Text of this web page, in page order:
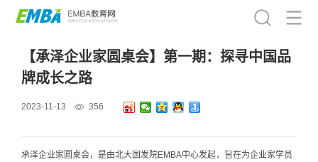
【承泽企业家圆桌会】第一期：探寻中国品
牌成长之路
2023-11-13 356
承泽企业家圆桌会，是由北大国发院EMBA中心发起，旨在为企业家学员